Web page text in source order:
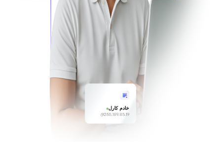
خادم كارل
255.189.85.19